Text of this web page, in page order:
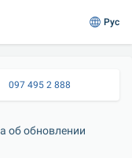
Рус
097 495 2 888
об обновлении